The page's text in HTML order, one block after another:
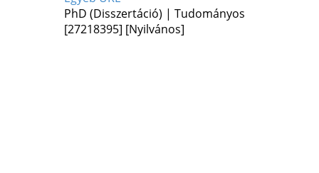
PhD (Disszertáció) | Tudományos
[27218395] [Nyilvános]